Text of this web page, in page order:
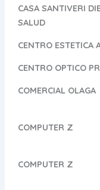
CASA SANTIVERI
SALUD
CENTRO ESTETICA
CENTRO OPTICO
COMERCIAL OLAGA
COMPUTER Z
COMPUTER Z